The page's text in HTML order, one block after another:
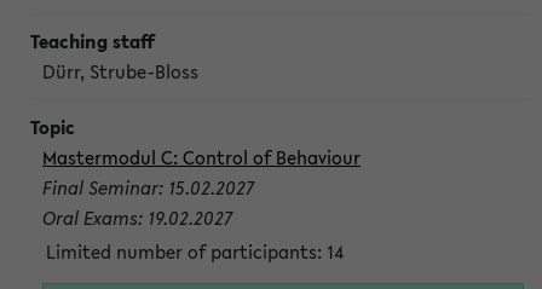
Dürr, Strube-Bloss
Mastermodul C: Control of Behaviour
Final Seminar: 15.02.2027
Oral Exams: 19.02.2027
Limited number of participants: 14